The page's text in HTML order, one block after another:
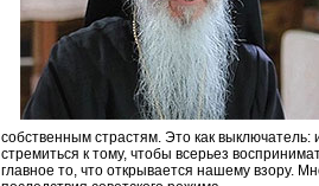
собственным страстям. Это как
стремиться к тому, чтобы всерьез
главное то, что открывается нашему взору.